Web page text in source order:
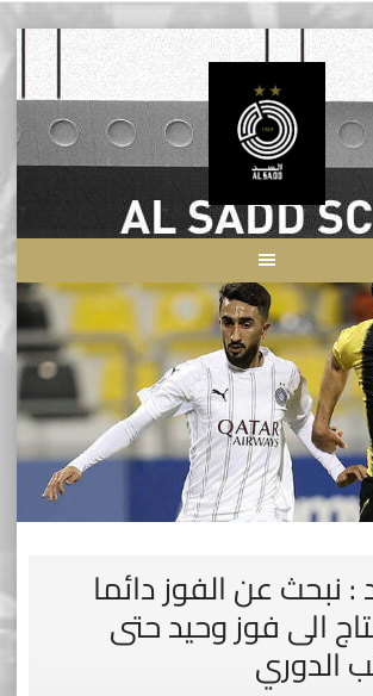
نبحث عن الفوز دائما
الى فوز وحيد حتى
الدوري